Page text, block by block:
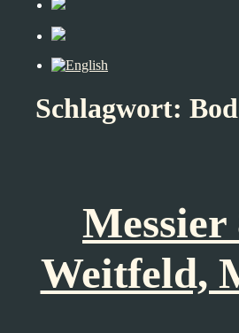
Schlagwort:
Messier
Weitfeld,